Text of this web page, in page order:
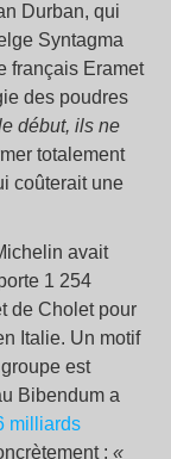
Durban, qui
Syntagma
français Eramet
des poudres
début, ils ne
totalement
coûterait une
avait
1 254
de Cholet pour
Italie. Un motif
est
Bibendum a
milliards
: «